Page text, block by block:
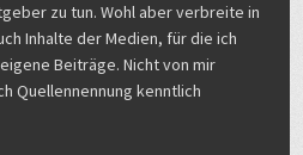
zu tun. Wohl aber verbreite in
Inhalte der Medien, für die ich
Beiträge. Nicht von mir
Quellennennung kenntlich